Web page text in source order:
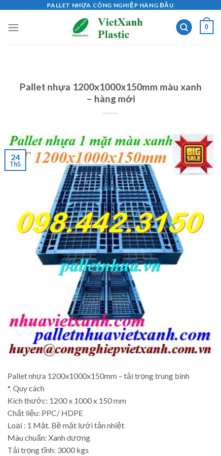
content
PALLET NHỰA CÔNG NGHIỆP HÀNG ĐẦU
0
Pallet nhựa 1200x1000x150mm màu xanh
– hàng mới
24
Th5
Pallet nhựa 1200x1000x150mm – tải trọng trung bình
*. Quy cách
Kích thước: 1200 x 1000 x 150 mm
Chất liệu: PPC/ HDPE
Loại : 1 Mặt. Bề mặt lưới tản nhiệt
Màu chuẩn: Xanh dương
Tải trọng tĩnh: 3000 kgs